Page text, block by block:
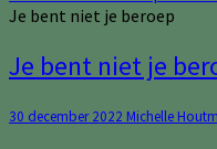
Je bent niet je beroep
Je bent niet je
30 december 2022 Michelle